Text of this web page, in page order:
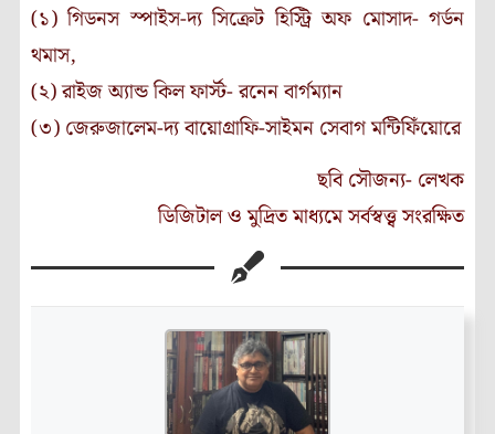
(১) গিডনস স্পাইস-দ্য সিক্রেট হিস্ট্রি অফ মোসাদ- গর্ডন
থমাস,
(২) রাইজ অ্যান্ড কিল ফার্স্ট- রনেন বার্গম্যান
(৩) জেরুজালেম-দ্য বায়োগ্রাফি-সাইমন সেবাগ মন্টিফিঁয়োরে
ছবি সৌজন্য- লেখক
ডিজিটাল ও মুদ্রিত মাধ্যমে সর্বস্বত্ত্ব সংরক্ষিত